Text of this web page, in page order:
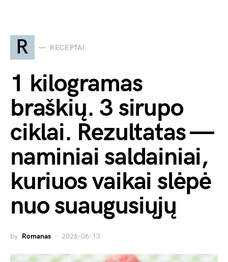
R RECEPTAI
1 kilogramas
braškių. 3 sirupo
ciklai. Rezultatas —
naminiai saldainiai,
kuriuos vaikai slėpė
nuo suaugusiųjų
by Romanas 2026-06-13